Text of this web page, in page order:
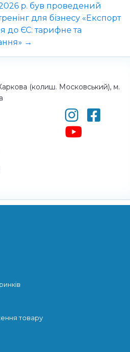
р. був проведений
для бізнесу «Експорт
до ЄС: тарифне та
→
(колиш. Московський), м.
товару